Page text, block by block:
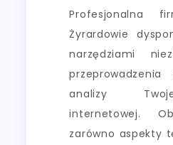
Profesjonalna
Żyrardowie
narzędziami
przeprowadzenia
analizy
internetowej.
zarówno aspekty